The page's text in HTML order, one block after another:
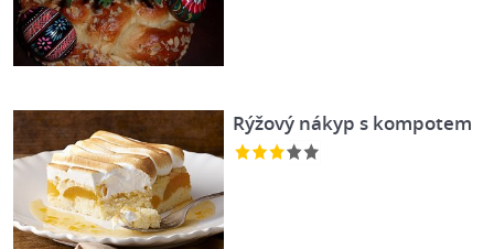
Rýžový nákyp s kompotem